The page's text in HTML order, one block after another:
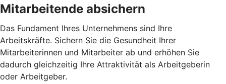
Mitarbeitende absichern
Das Fundament Ihres Unternehmens sind Ihre
Arbeitskräfte. Sichern Sie die Gesundheit Ihrer
Mitarbeiterinnen und Mitarbeiter ab und erhöhen Sie
dadurch gleichzeitig Ihre Attraktivität als Arbeitgeberin
oder Arbeitgeber.